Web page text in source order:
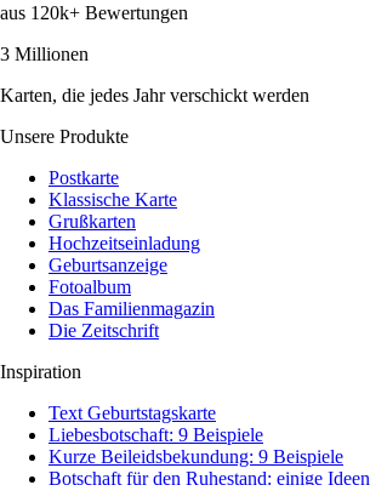
aus 120k+ Bewertungen
3 Millionen
Karten, die jedes Jahr verschickt werden
Unsere Produkte
Postkarte
Klassische Karte
Grußkarten
Hochzeitseinladung
Geburtsanzeige
Fotoalbum
Das Familienmagazin
Die Zeitschrift
Inspiration
Text Geburtstagskarte
Liebesbotschaft: 9 Beispiele
Kurze Beileidsbekundung: 9 Beispiele
Botschaft für den Ruhestand: einige Ideen